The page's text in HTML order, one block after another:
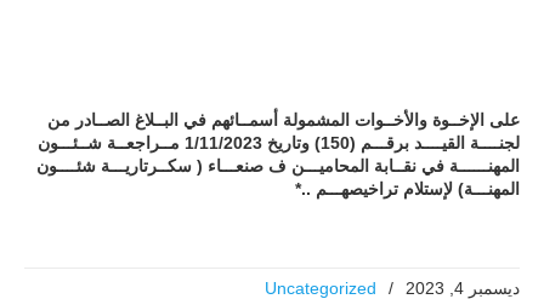
على الإخــوة والأخــوات المشمولة أسمــائهم في البــلاغ الصــادر من
لجنــــة القيــــد برقـــم (150) وتاريخ 1/11/2023 مــراجعــة شــئـــون
المهنــــــة في نقــابة المحاميـــن ف صنعـــاء ( سكــرتاريـــة شئــــون
المهنـــة) لإستلام تراخيصهـــم ..*
ديسمبر 4, 2023 /
Uncategorized